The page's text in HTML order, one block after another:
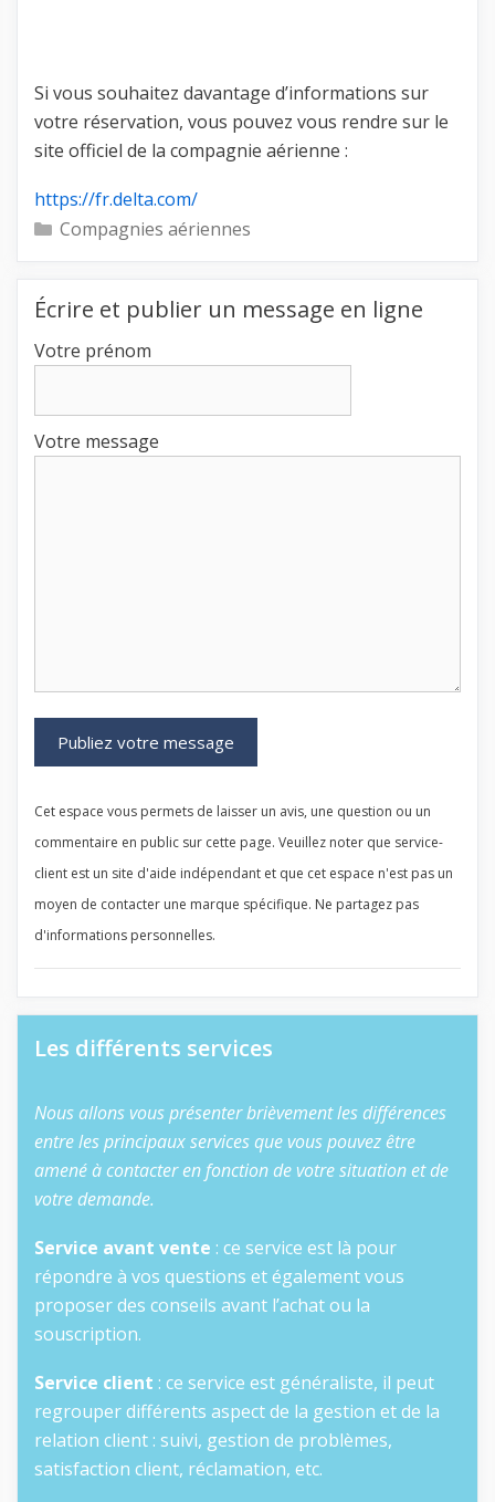
Si vous souhaitez davantage d’informations sur
votre réservation, vous pouvez vous rendre sur le
site officiel de la compagnie aérienne :
https://fr.delta.com/
Catégories
Compagnies aériennes
Écrire et publier un message en ligne
Votre prénom
Votre message
Cet espace vous permets de laisser un avis, une question ou un
commentaire en public sur cette page. Veuillez noter que service-
client est un site d'aide indépendant et que cet espace n'est pas un
moyen de contacter une marque spécifique. Ne partagez pas
d'informations personnelles.
Les différents services
Nous allons vous présenter brièvement les différences
entre les principaux services que vous pouvez être
amené à contacter en fonction de votre situation et de
votre demande.
Service avant vente : ce service est là pour
répondre à vos questions et également vous
proposer des conseils avant l’achat ou la
souscription.
Service client : ce service est généraliste, il peut
regrouper différents aspect de la gestion et de la
relation client : suivi, gestion de problèmes,
satisfaction client, réclamation, etc.